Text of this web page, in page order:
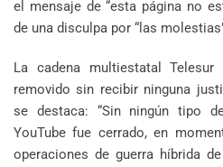
el mensaje de “esta página no
de una disculpa por “las
La cadena multiestatal
removido sin recibir ninguna
se destaca: “Sin ningún tipo
YouTube fue cerrado, en
operaciones de guerra híbrida